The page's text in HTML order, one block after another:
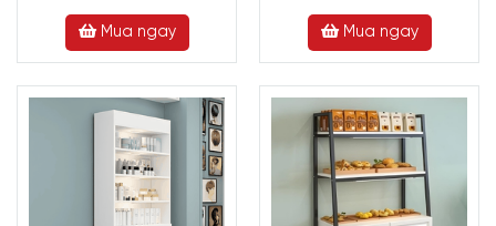
Mua ngay Mua ngay